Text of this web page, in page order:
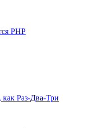
PHP
Раз-Два-Три